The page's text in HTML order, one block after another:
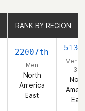
RANK BY REGION
22007th
Men
North
America
East
Men
39)
East
RANK BY REGION